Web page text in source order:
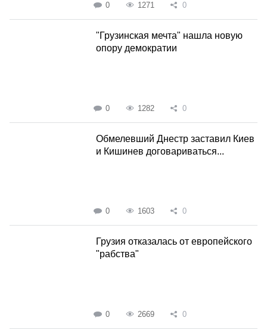
0 1271 0
"Грузинская мечта" нашла новую
опору демократии
0 1282 0
Обмелевший Днестр заставил Киев
и Кишинев договариваться...
0 1603 0
Грузия отказалась от европейского
"рабства"
0 2669 0